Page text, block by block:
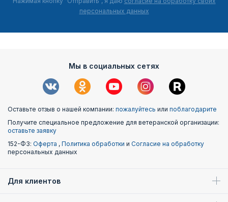
персональных данных
Мы в социальных сетях
Оставьте отзыв о нашей компании: пожалуйтесь или поблагодарите
Получите специальное предложение для ветеранской организации:
оставьте заявку
152-ФЗ: Оферта , Политика обработки и Согласие на обработку
персональных данных
Для клиентов